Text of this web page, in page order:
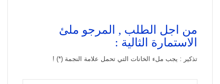
من اجل الطلب , المرجو ملئ
الاستمارة الثالية :
تذكير : يجب ملء الخانات التي تحمل علامة النجمة (*) !